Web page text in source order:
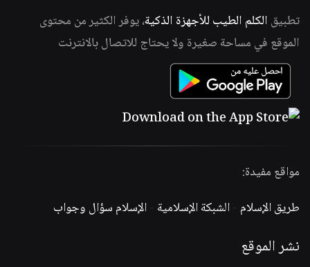
تطبيق الكلم الطيب للأجهزة الذكية، يوفر الكثير من محتوى
الموقع في مساحة صغيرة ولا يحتاج للاتصال بالانترنت
مواقع مفيدة:
طريق الإسلام -الشبكة الإسلامية -الإسلام سؤال وجواب
نشر الموقع